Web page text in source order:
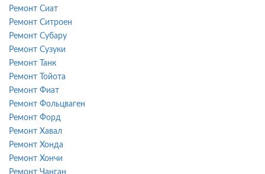
Ремонт Сиат
Ремонт Ситроен
Ремонт Субару
Ремонт Сузуки
Ремонт Танк
Ремонт Тойота
Ремонт Фиат
Ремонт Фольцваген
Ремонт Форд
Ремонт Хавал
Ремонт Хонда
Ремонт Хончи
Ремонт Чанган